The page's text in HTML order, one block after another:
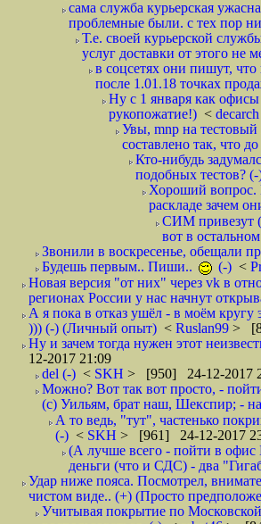
сама служба курьерская
проблемные были. с тех пор
Т.е. своей курьерской
услуг доставки от этого не
в соцсетях они пишут,
после 1.01.18 точках
Ну с 1 января как
рукопожатие!) < decarch
Увы, mnp на тестовый
составлено так, что
Кто-нибудь
подобных тестов?
Хороший вопрос.
раскладе зачем
СИМ привезут
вот в
Звонили в воскресенье, обещали
Будешь первым.. Пиши..
(-) <
Новая версия "от них" через vk в
регионах России у нас начнут
А я пока в отказ ушёл - в моём
))) (-) (Личный опыт) < Ruslan99 >
Ну и зачем тогда нужен этот
12-2017 21:09
del (-) < SKH > [950] 24-12-2017
Можно? Вот так вот просто, -
(с) Уильям, брат наш, Шекспир; -
А то ведь, "тут", частенько
(-) < SKH > [961] 24-12-2017
(А лучше всего - пойти в офис
деньги (что и СДС) - два
Удар ниже пояса. Посмотрел,
чистом виде.. (+) (Просто
Учитывая покрытие по